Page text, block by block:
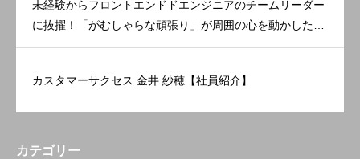
未経験からフロントエンドドエンジニアのチームリーダー
に抜擢！「がむしゃらな頑張り」が周囲の心を動かした。
【理念体現賞 受賞者インタビュー】
カスタマーサクセス 金井 紗穂【社員紹介】
カテゴリー